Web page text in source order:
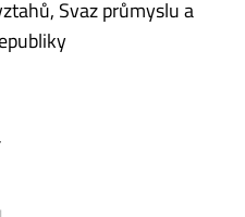
Svaz průmyslu a